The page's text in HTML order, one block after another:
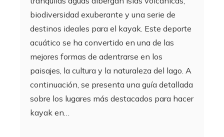
biodiversidad exuberante y una serie de
destinos ideales para el kayak. Este deporte
acuático se ha convertido en una de las
mejores formas de adentrarse en los
paisajes, la cultura y la naturaleza del lago. A
continuación, se presenta una guía detallada
sobre los lugares más destacados para hacer
kayak en…